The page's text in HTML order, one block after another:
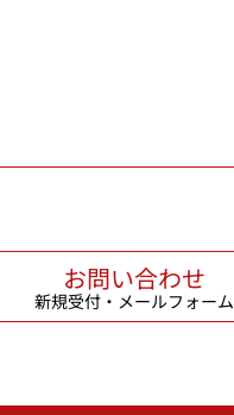
お問い合わせ
新規受付・メールフォーム